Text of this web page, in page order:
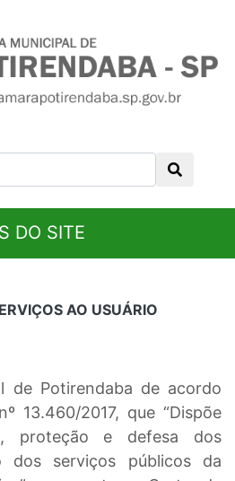
DO SITE
AO USUÁRIO
de Potirendaba de acordo
13.460/2017, que “Dispõe
proteção e defesa dos
dos serviços públicos da